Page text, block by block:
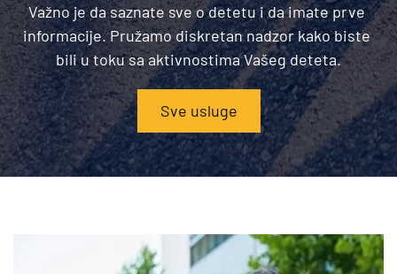
Važno je da saznate sve o detetu i da imate prve
informacije. Pružamo diskretan nadzor kako biste
bili u toku sa aktivnostima Vašeg deteta.
Sve usluge